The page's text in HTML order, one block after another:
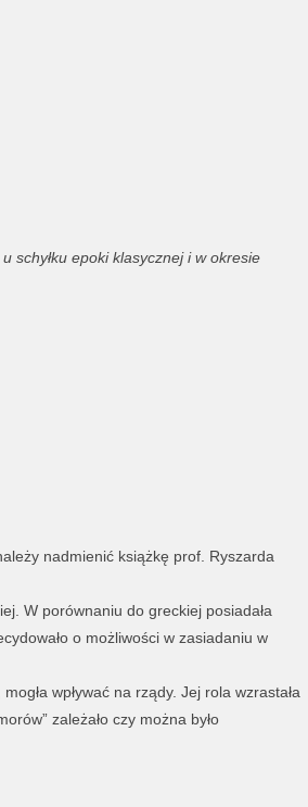
schyłku epoki klasycznej i w okresie
nadmienić książkę prof. Ryszarda
W porównaniu do greckiej posiadała
o możliwości w zasiadaniu w
wpływać na rządy. Jej rola wzrastała
zależało czy można było